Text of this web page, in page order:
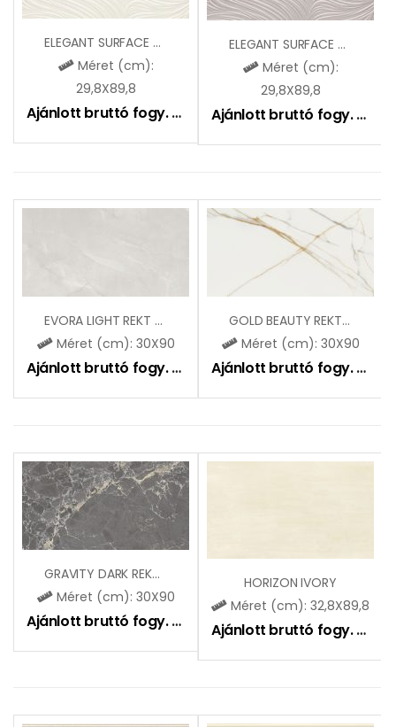
ELEGANT SURFACE PERLA INS. STR A
Méret (cm):
29,8X89,8
Ajánlott bruttó fogy. ár: 12550Ft
ELEGANT SURFACE SILVER INS. STR A
Méret (cm):
29,8X89,8
Ajánlott bruttó fogy. ár:
EVORA LIGHT REKT (CCR137)
Méret (cm): 30X90
Ajánlott bruttó fogy. ár: 11590Ft
GOLD BEAUTY REKT (CCR154)
Méret (cm): 30X90
Ajánlott bruttó fogy. ár:
GRAVITY DARK REKT (CCR119)
Méret (cm): 30X90
Ajánlott bruttó fogy. ár: 11590 Ft
HORIZON IVORY
Méret (cm): 32,8X89,8
Ajánlott bruttó fogy. ár: